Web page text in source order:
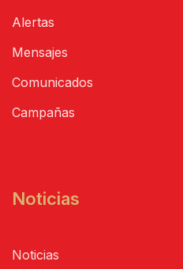
Alertas
Mensajes
Comunicados
Campañas
Noticias
Noticias